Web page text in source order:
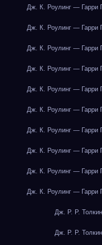
Дж. К. Роулинг — Гарри
Дж. К. Роулинг — Гарри
Дж. К. Роулинг — Гарри
Дж. К. Роулинг — Гарри
Дж. К. Роулинг — Гарри
Дж. К. Роулинг — Гарри
Дж. К. Роулинг — Гарри
Дж. К. Роулинг — Гарри
Дж. К. Роулинг — Гарри
Дж. К. Роулинг — Гарри
Дж. Р. Р.
Дж. Р. Р.